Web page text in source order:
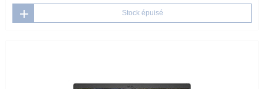
Stock épuisé